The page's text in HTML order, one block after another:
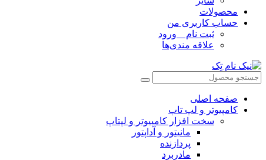
محصولات
حساب کاربری من
ثبت نام _ ورود
علاقه مندی‌ها
صفحه اصلی
کامپیوتر و‌‌‌‌‌ لپ تاپ
سخت افزار کامپیوتر و لپتاپ
مانیتور و آداپتور
پردازنده
مادربرد